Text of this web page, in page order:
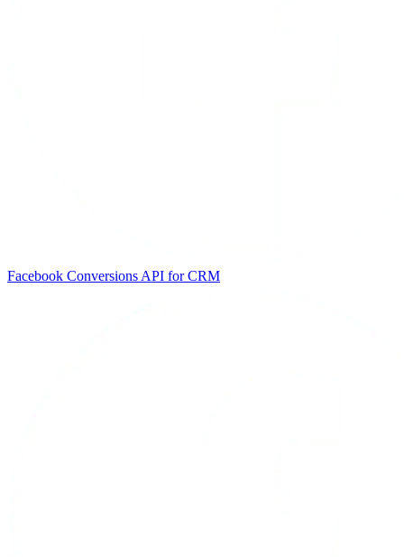
Facebook Conversions API for CRM